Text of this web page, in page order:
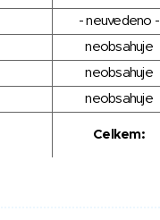
- neuvedeno -
neobsahuje
neobsahuje
neobsahuje
Celkem: